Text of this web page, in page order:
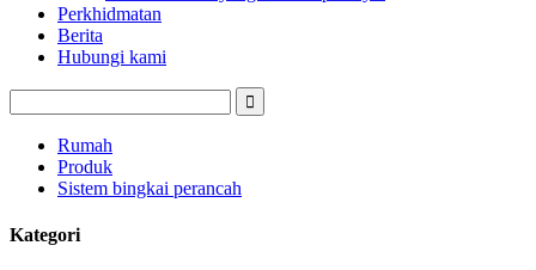
Perkhidmatan
Berita
Hubungi kami
Rumah
Produk
Sistem bingkai perancah
Kategori